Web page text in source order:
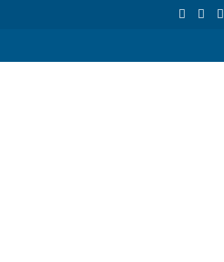
Europeia atinge 18,8 biliões de